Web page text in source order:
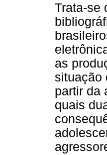
Trata-se
as
situação
partir da
quais